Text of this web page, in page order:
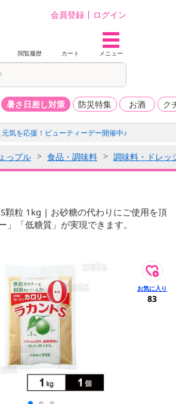
会員登録 ログイン
閲覧履歴 カート メニュー
暑さ日差し対策 防災特集 お酒 ク
気を応援！ビューティーデー開催中♪
っプル 食品・調味料 調味料・ドレッ
顆粒 1kg | お砂糖の代わりにご使用を頂
」「低糖質」が実現できます。
83